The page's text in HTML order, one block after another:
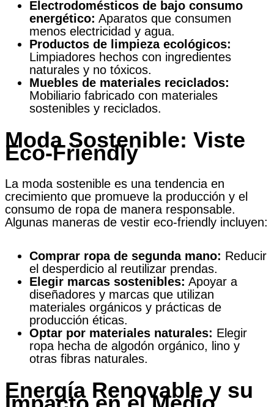
Electrodomésticos de bajo consumo
energético: Aparatos que consumen
menos electricidad y agua.
Productos de limpieza ecológicos:
Limpiadores hechos con ingredientes
naturales y no tóxicos.
Muebles de materiales reciclados:
Mobiliario fabricado con materiales
sostenibles y reciclados.
Moda Sostenible: Viste
Eco-Friendly
La moda sostenible es una tendencia en
crecimiento que promueve la producción y el
consumo de ropa de manera responsable.
Algunas maneras de vestir eco-friendly incluyen:
Comprar ropa de segunda mano: Reducir
el desperdicio al reutilizar prendas.
Elegir marcas sostenibles: Apoyar a
diseñadores y marcas que utilizan
materiales orgánicos y prácticas de
producción éticas.
Optar por materiales naturales: Elegir
ropa hecha de algodón orgánico, lino y
otras fibras naturales.
Energía Renovable y su